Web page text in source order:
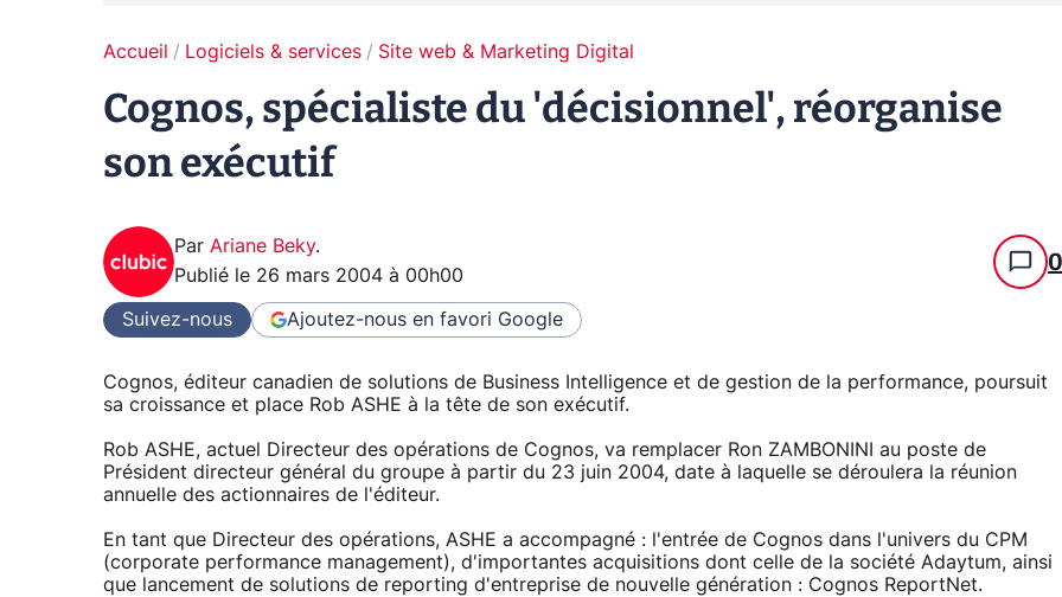
Accueil Logiciels & services Site web & Marketing Digital
Cognos, spécialiste du 'décisionnel', réorganise
son exécutif
Par Ariane Beky.
Publié le 26 mars 2004 à 00h00 0
Suivez-nous Ajoutez-nous en favori Google
Cognos, éditeur canadien de solutions de Business Intelligence et de gestion de la performance, poursuit
sa croissance et place Rob ASHE à la tête de son exécutif.
Rob ASHE, actuel Directeur des opérations de Cognos, va remplacer Ron ZAMBONINI au poste de
Président directeur général du groupe à partir du 23 juin 2004, date à laquelle se déroulera la réunion
annuelle des actionnaires de l'éditeur.
En tant que Directeur des opérations, ASHE a accompagné : l'entrée de Cognos dans l'univers du CPM
(corporate performance management), d'importantes acquisitions dont celle de la société Adaytum, ainsi
que lancement de solutions de reporting d'entreprise de nouvelle génération : Cognos ReportNet.